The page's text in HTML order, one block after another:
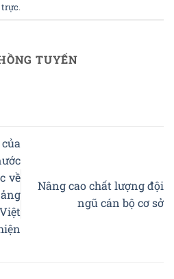
.
TUYẾN
về
Nâng cao chất lượng đội
ngũ cán bộ cơ sở